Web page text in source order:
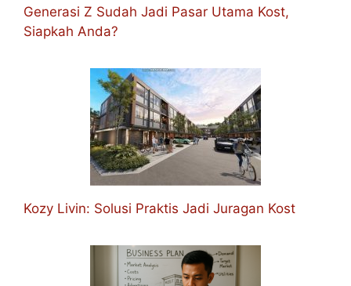
Generasi Z Sudah Jadi Pasar Utama Kost,
Siapkah Anda?
Kozy Livin: Solusi Praktis Jadi Juragan Kost